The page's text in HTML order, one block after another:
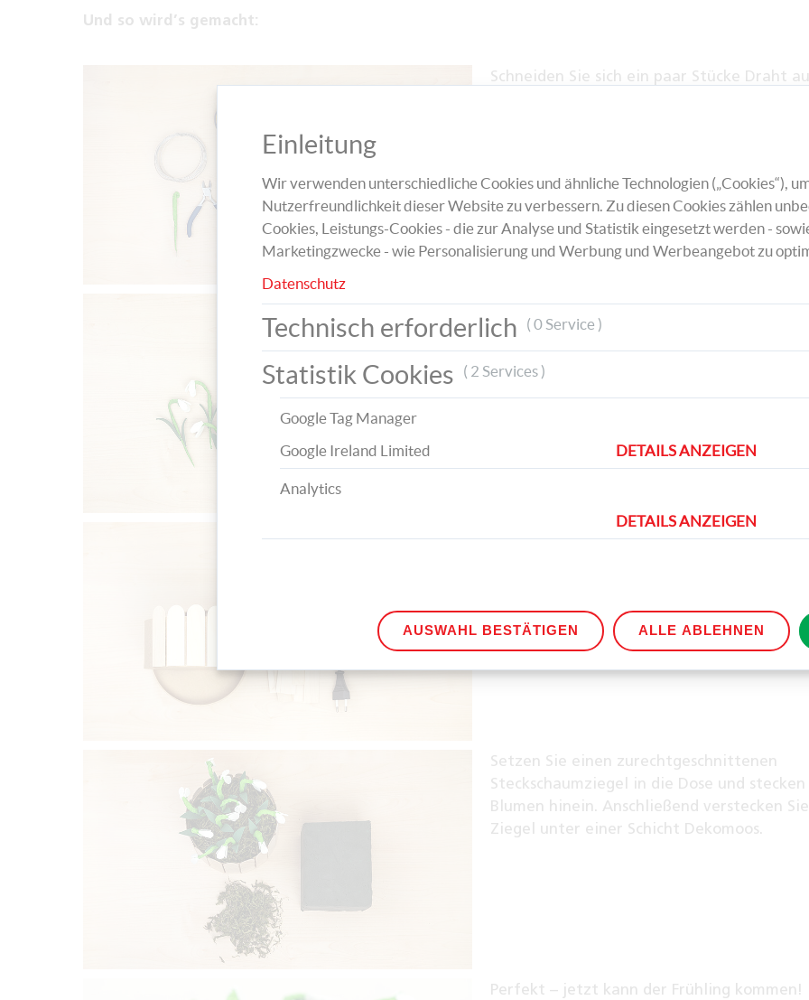
Und so wird’s gemacht:
Schneiden Sie sich ein paar Stücke Draht
Kleben Sie jeweils 3 Blütenblätter an das
Drahtes und biegen Sie den Blütenkopf
nach unten. Anschließend können die
Stängel befestigt werden.
Für die Blumenkiste schneiden Sie sich ein
Setzen Sie einen zurechtgeschnittenen
Steckschaumziegel in die Dose und stecken
Blumen hinein. Anschließend verstecken
Ziegel unter einer Schicht Dekomoos.
Perfekt – jetzt kann der Frühling kommen!
Einleitung
Wir verwenden unterschiedliche Cookies und ähnliche Technologien („Cookies“),
Nutzerfreundlichkeit dieser Website zu verbessern. Zu diesen Cookies zählen
Cookies, Leistungs-Cookies - die zur Analyse und Statistik eingesetzt werden -
Marketingzwecke - wie Personalisierung und Werbung und Werbeangebot zu
Datenschutz
Technisch erforderlich ( 0 Service )
Statistik Cookies ( 2 Services )
Google Tag Manager
Google Ireland Limited
DETAILS ANZEIGEN
Analytics
DETAILS ANZEIGEN
AUSWAHL BESTÄTIGEN ALLE ABLEHNEN